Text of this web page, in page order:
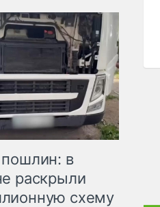
в
раскрыли
схему